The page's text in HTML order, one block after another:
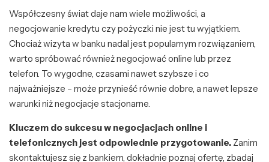
Współczesny świat daje nam wiele możliwości, a
negocjowanie kredytu czy pożyczki nie jest tu wyjątkiem.
Chociaż wizyta w banku nadal jest popularnym rozwiązaniem,
warto spróbować również negocjować online lub przez
telefon. To wygodne, czasami nawet szybsze i co
najważniejsze – może przynieść równie dobre, a nawet lepsze
warunki niż negocjacje stacjonarne.
Kluczem do sukcesu w negocjacjach online i
telefonicznych jest odpowiednie przygotowanie. Zanim
skontaktujesz się z bankiem, dokładnie poznaj ofertę, zbadaj